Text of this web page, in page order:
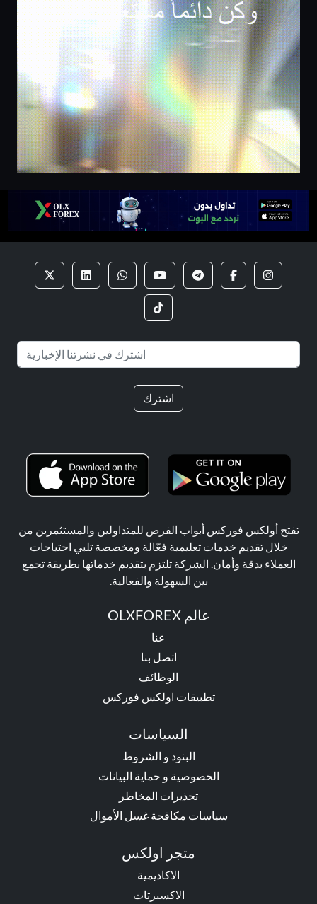
اشترك
تفتح أولكس فوركس أبواب الفرص للمتداولين والمستثمرين من
خلال تقديم خدمات تعليمية فعّالة ومخصصة تلبي احتياجات
العملاء بدقة وأمان. الشركة تلتزم بتقديم خدماتها بطريقة تجمع
بين السهولة والفعالية.
عالم OLXFOREX
عنا
اتصل بنا
الوظائف
تطبيقات اولكس فوركس
السياسات
البنود و الشروط
الخصوصية و حماية البيانات
تحذيرات المخاطر
سياسات مكافحة غسل الأموال
متجر اولكس
الاكاديمية
الاكسبرتات